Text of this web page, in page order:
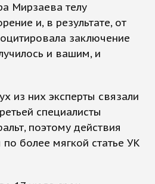
Мирзаева телу
и, в результате, от
заключение
и вашим, и
из них эксперты связали
специалисты
поэтому действия
более мягкой статье УК